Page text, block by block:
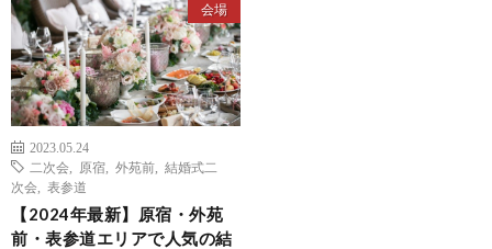
会場
2023.05.24
二次会
原宿 外苑前
結婚式二
次会
表参道
【2024年最新】原宿・外苑
前・表参道エリアで人気の結